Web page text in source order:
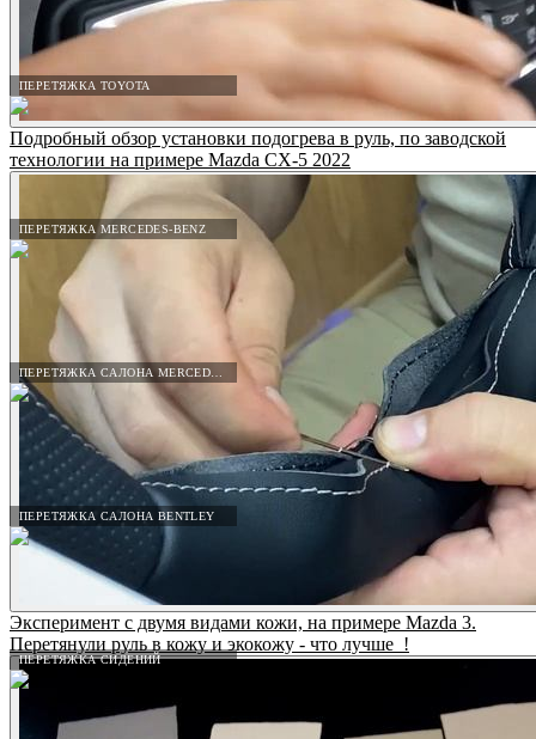
ПЕРЕТЯЖКА TOYOTA
ПЕРЕТЯЖКА MERCEDES-BENZ
ПЕРЕТЯЖКА САЛОНА BENTLEY
ПЕРЕТЯЖКА СИДЕНИЙ
Подробный обзор установки подогрева в руль, по заводской
технологии на примере Mazda CX-5 2022
Эксперимент с двумя видами кожи, на примере Mazda 3.
Перетянули руль в кожу и экокожу - что лучше_!